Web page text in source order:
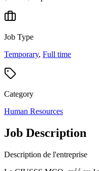
Job Type
Temporary, Full time
Category
Human Resources
Job Description
Description de l'entreprise